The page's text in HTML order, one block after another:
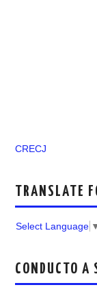
CRECJ
TRANSLATE
Select Language
CONDUCTO A